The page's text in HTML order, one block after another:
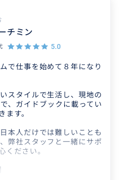
チミン
5.0
で仕事を始めて８年になり
スタイルで生活し、現地の
、ガイドブックに載ってい
ます。
本人だけでは難しいことも
弊社スタッフと一緒にサポ
ください。